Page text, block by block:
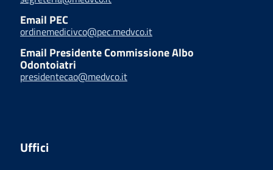
Email PEC
ordinemedicivco@pec.medvco.it
Email Presidente Commissione Albo
Odontoiatri
presidentecao@medvco.it
Uffici